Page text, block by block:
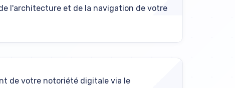
l'architecture et de la navigation de votre
de votre notoriété digitale via le